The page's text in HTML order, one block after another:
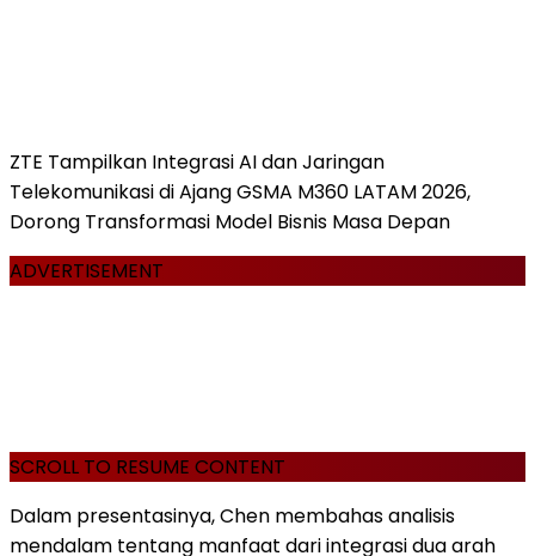
ZTE Tampilkan Integrasi AI dan Jaringan
Telekomunikasi di Ajang GSMA M360 LATAM 2026,
Dorong Transformasi Model Bisnis Masa Depan
ADVERTISEMENT
SCROLL TO RESUME CONTENT
Dalam presentasinya, Chen membahas analisis
mendalam tentang manfaat dari integrasi dua arah